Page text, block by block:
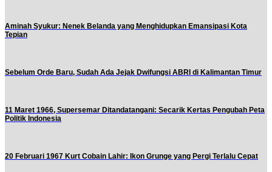
Aminah Syukur: Nenek Belanda yang Menghidupkan Emansipasi Kota
Tepian
Sebelum Orde Baru, Sudah Ada Jejak Dwifungsi ABRI di Kalimantan Timur
11 Maret 1966, Supersemar Ditandatangani: Secarik Kertas Pengubah Peta
Politik Indonesia
20 Februari 1967 Kurt Cobain Lahir: Ikon Grunge yang Pergi Terlalu Cepat